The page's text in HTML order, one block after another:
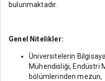
bulunmaktadır.
Genel Nitelikler:
Üniversitelerin
Mühendisliği, Endüstri
bölümlerinden mezun,